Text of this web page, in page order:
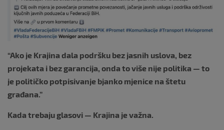
“Ako je Krajina dala podršku bez jasnih uslova, bez
projekata i bez garancija, onda to više nije politika — to
je političko potpisivanje bjanko mjenice na štetu
građana.”
Kada trebaju glasovi — Krajina je važna.